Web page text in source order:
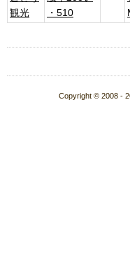
観光
・510
Copyright © 2008 -